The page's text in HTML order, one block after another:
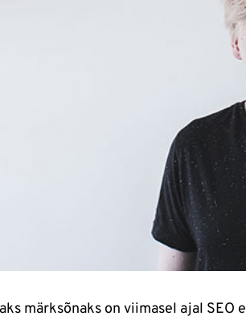
märksõnaks on viimasel ajal